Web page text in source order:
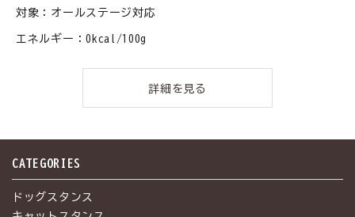
対象：オールステージ対応
エネルギー：0kcal/100g
詳細を見る
CATEGORIES
ドッグスタンス